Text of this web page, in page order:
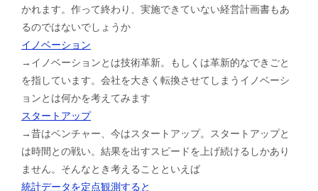
かれます。作って終わり、実施できていない経営計画書もあ
るのではないでしょうか
イノベーション
→イノベーションとは技術革新。もしくは革新的なできごと
を指しています。会社を大きく転換させてしまうイノベーシ
ョンとは何かを考えてみます
スタートアップ
→昔はベンチャー、今はスタートアップ。スタートアップと
は時間との戦い。結果を出すスピードを上げ続けるしかあり
ません。そんなとき考えることといえば
統計データを定点観測すると